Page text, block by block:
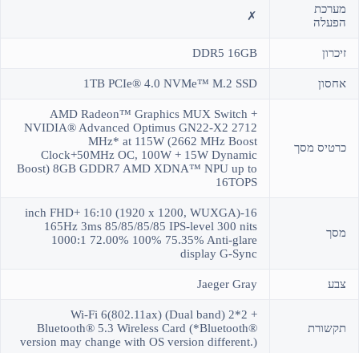
מערכת
הפעלה
✗
זיכרון DDR5 16GB
אחסון 1TB PCIe® 4.0 NVMe™ M.2 SSD
כרטיס מסך
AMD Radeon™ Graphics MUX Switch +
NVIDIA® Advanced Optimus GN22-X2 2712
MHz* at 115W (2662 MHz Boost
Clock+50MHz OC, 100W + 15W Dynamic
Boost) 8GB GDDR7 AMD XDNA™ NPU up to
16TOPS
מסך
16-inch FHD+ 16:10 (1920 x 1200, WUXGA)
165Hz 3ms 85/85/85/85 IPS-level 300 nits
1000:1 72.00% 100% 75.35% Anti-glare
display G-Sync
צבע Jaeger Gray
תקשורת
Wi-Fi 6(802.11ax) (Dual band) 2*2 +
Bluetooth® 5.3 Wireless Card (*Bluetooth®
version may change with OS version different.)